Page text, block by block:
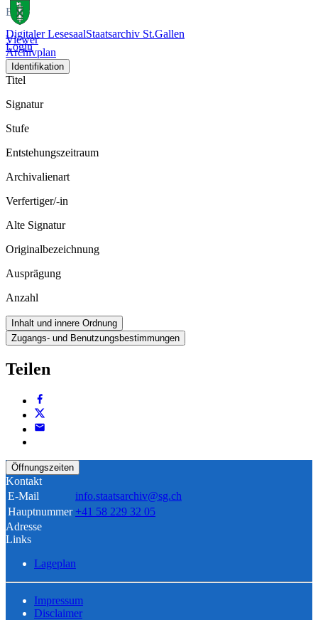
Digitaler LesesaalStaatsarchiv St.Gallen
Login
Bild
Viewer
Archivplan
Identifikation
Titel
Signatur
Stufe
Entstehungszeitraum
Archivalienart
Verfertiger/-in
Alte Signatur
Originalbezeichnung
Ausprägung
Anzahl
Inhalt und innere Ordnung
Zugangs- und Benutzungsbestimmungen
Teilen
Öffnungszeiten
Kontakt
E-Mail
info.staatsarchiv@sg.ch
Hauptnummer +41 58 229 32 05
Adresse
Links
Lageplan
Impressum
Disclaimer